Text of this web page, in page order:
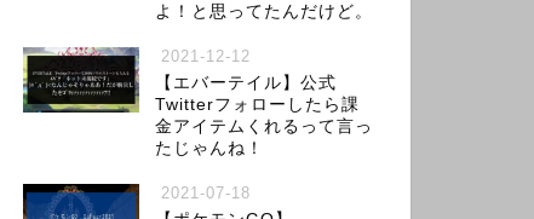
よ！と思ってたんだけど。
2021-12-12
【エバーテイル】公式
Twitterフォローしたら課
金アイテムくれるって言っ
たじゃんね！
2021-07-18